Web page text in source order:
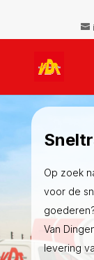
Op zoek
voor de
Van
levering